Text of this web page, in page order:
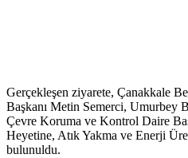
Gerçekleşen ziyarete, Çanakkale
Başkanı Metin Semerci,
Çevre Koruma ve Kontrol Daire
Heyetine, Atık Yakma ve Enerji
bulunuldu.